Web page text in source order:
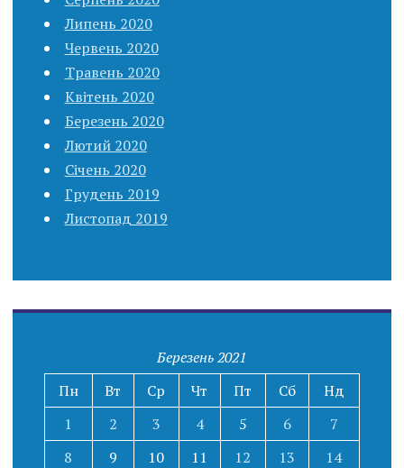
Липень 2020
Червень 2020
Травень 2020
Квітень 2020
Березень 2020
Лютий 2020
Січень 2020
Грудень 2019
Листопад 2019
Березень 2021
Пн
Вт Ср Чт Пт Сб
Нд
1
2 3 4 5 6
7
8
9 10 11 12 13 14